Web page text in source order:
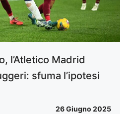
l’Atletico Madrid
sfuma l’ipotesi
26 Giugno 2025